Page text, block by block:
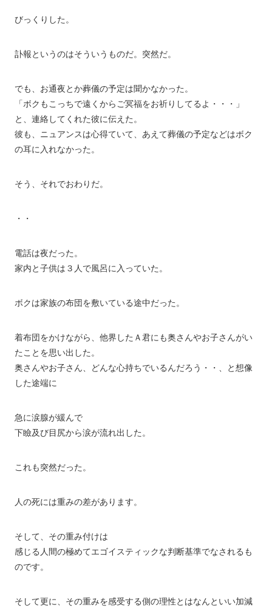
びっくりした。
訃報というのはそういうものだ。突然だ。
でも、お通夜とか葬儀の予定は聞かなかった。
「ボクもこっちで遠くからご冥福をお祈りしてるよ・・・」
と、連絡してくれた彼に伝えた。
彼も、ニュアンスは心得ていて、あえて葬儀の予定などはボク
の耳に入れなかった。
そう、それでおわりだ。
・・
電話は夜だった。
家内と子供は３人で風呂に入っていた。
ボクは家族の布団を敷いている途中だった。
着布団をかけながら、他界したＡ君にも奥さんやお子さんがい
たことを思い出した。
奥さんやお子さん、どんな心持ちでいるんだろう・・、と想像
した途端に
急に涙腺が緩んで
下瞼及び目尻から涙が流れ出した。
これも突然だった。
人の死には重みの差があります。
そして、その重み付けは
感じる人間の極めてエゴイスティックな判断基準でなされるも
のです。
そして更に、その重みを感受する側の理性とはなんといい加減